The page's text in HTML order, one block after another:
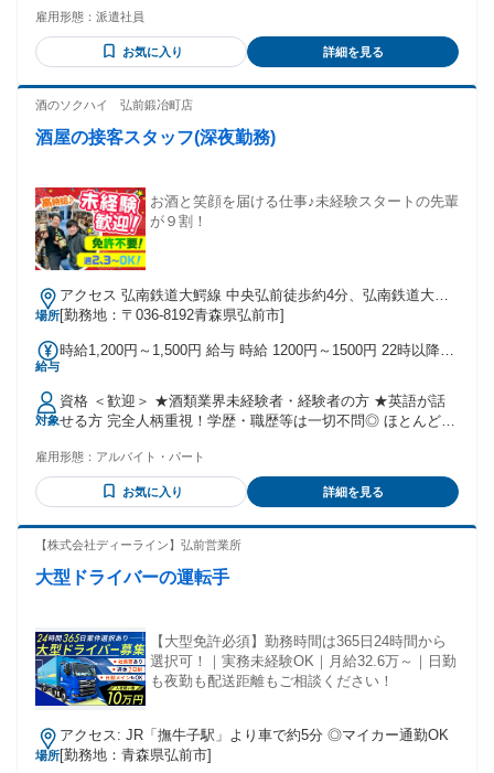
日に銀行振り込み 【試用期間】 14日間 【試用期間】 14日間
雇用形態： 派遣社員
お気に入り 詳細を見る
酒のソクハイ 弘前鍛冶町店
酒屋の接客スタッフ(深夜勤務)
お酒と笑顔を届ける仕事♪未経験スタートの先輩
が９割！
場所
アクセス 弘南鉄道大鰐線 中央弘前徒歩約4分、弘南鉄道大鰐
線 弘高下徒歩約14分、ＪＲ奥羽本線 弘前中央口徒歩約18分
[勤務地：〒036-8192青森県弘前市]
給与
時給1,200円～1,500円 給与 時給 1200円～1500円 22時以降は
給 ◇アクセス：弘前中央駅より徒歩 5 分 ※従業員専用の駐車
場は設けておりませんので、自家用車等での通勤につきまし
て、駐車料金等は個人負担となります。
対象
資格 ＜歓迎＞ ★酒類業界未経験者・経験者の方 ★英語が話
せる方 完全人柄重視！学歴・職歴等は一切不問◎ ほとんどの
なくても問題ナシ！ 人と話すことやコミュニケーションをと
るのが得意な方、 お客様の「ありがとう！」にやりがいを感
じる方は活躍間違いなしです！ 他にも食品販売経験がある方
けなど軽作業のアルバイト経験がある方などなど.. どなたも
雇用形態： アルバイト・パート
お気に入り 詳細を見る
【株式会社ディーライン】弘前営業所
大型ドライバーの運転手
【大型免許必須】勤務時間は365日24時間から
選択可！｜実務未経験OK｜月給32.6万～｜日勤
も夜勤も配送距離もご相談ください！
場所
アクセス: JR「撫牛子駅」より車で約5分 ◎マイカー通勤OK
[勤務地：青森県弘前市]